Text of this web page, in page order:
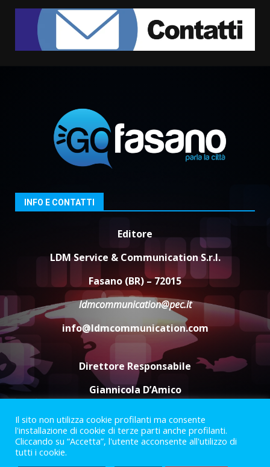
1
Fasanese ferito a colpi di arma
da fuoco
6 Agosto 2026 18:13
Comune di Fasano
6 Agosto 2026 14:16
3
Grazia Neglia, coordinatrice
cittadina di Fratelli d’Italia,
comunale
Cura dei beni comuni e
cittadinanza attiva: online
l’avviso per la gestione
Laureto
6 Agosto 2026 06:20
La magia del Minareto e la prima
assoluta de “L’Albergo
Belvedere. Il rapimento”
6 Agosto 2026 06:15
INFO E CONTATTI
Editore
LDM Service & Communication S.r.l.
Fasano (BR) – 72015
ldmcommunication@pec.it
info@ldmcommunication.com
Direttore Responsabile
Giannicola D’Amico
Termini e Condizioni
Privacy Policy
Informazioni Legali
Facebook
Instagram
Youtube
Il sito non utilizza cookie profilanti ma consente
l'installazione di cookie di terze parti anche profilanti.
Cliccando su “Accetta”, l'utente acconsente all'utilizzo di
tutti i cookie.